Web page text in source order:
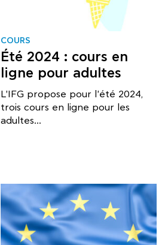
COURS
Été 2024 : cours en
ligne pour adultes
L'IFG propose pour l'été 2024,
trois cours en ligne pour les
adultes...